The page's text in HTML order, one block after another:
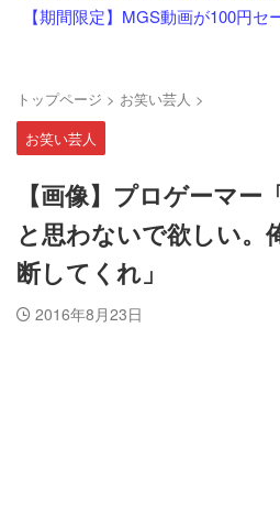
トップページ > お笑い芸人 >
お笑い芸人
【画像】プロゲーマー
と思わないで欲しい。
断してくれ」
2016年8月23日